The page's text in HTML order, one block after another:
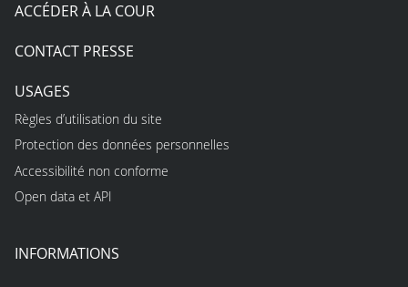
ACCÉDER À LA COUR
CONTACT PRESSE
USAGES
Règles d’utilisation du site
Protection des données personnelles
Accessibilité non conforme
Open data et API
INFORMATIONS